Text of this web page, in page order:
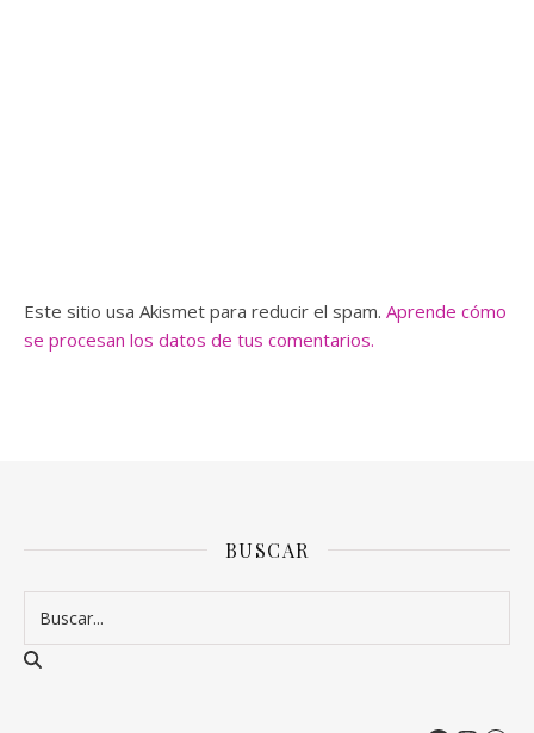
Este sitio usa Akismet para reducir el spam. Aprende cómo
se procesan los datos de tus comentarios.
BUSCAR